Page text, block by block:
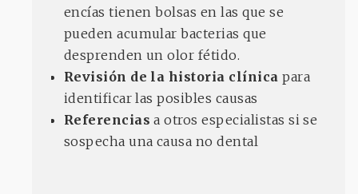
encías tienen bolsas en las que se
pueden acumular bacterias que
desprenden un olor fétido.
Revisión de la historia clínica para
identificar las posibles causas
Referencias a otros especialistas si se
sospecha una causa no dental